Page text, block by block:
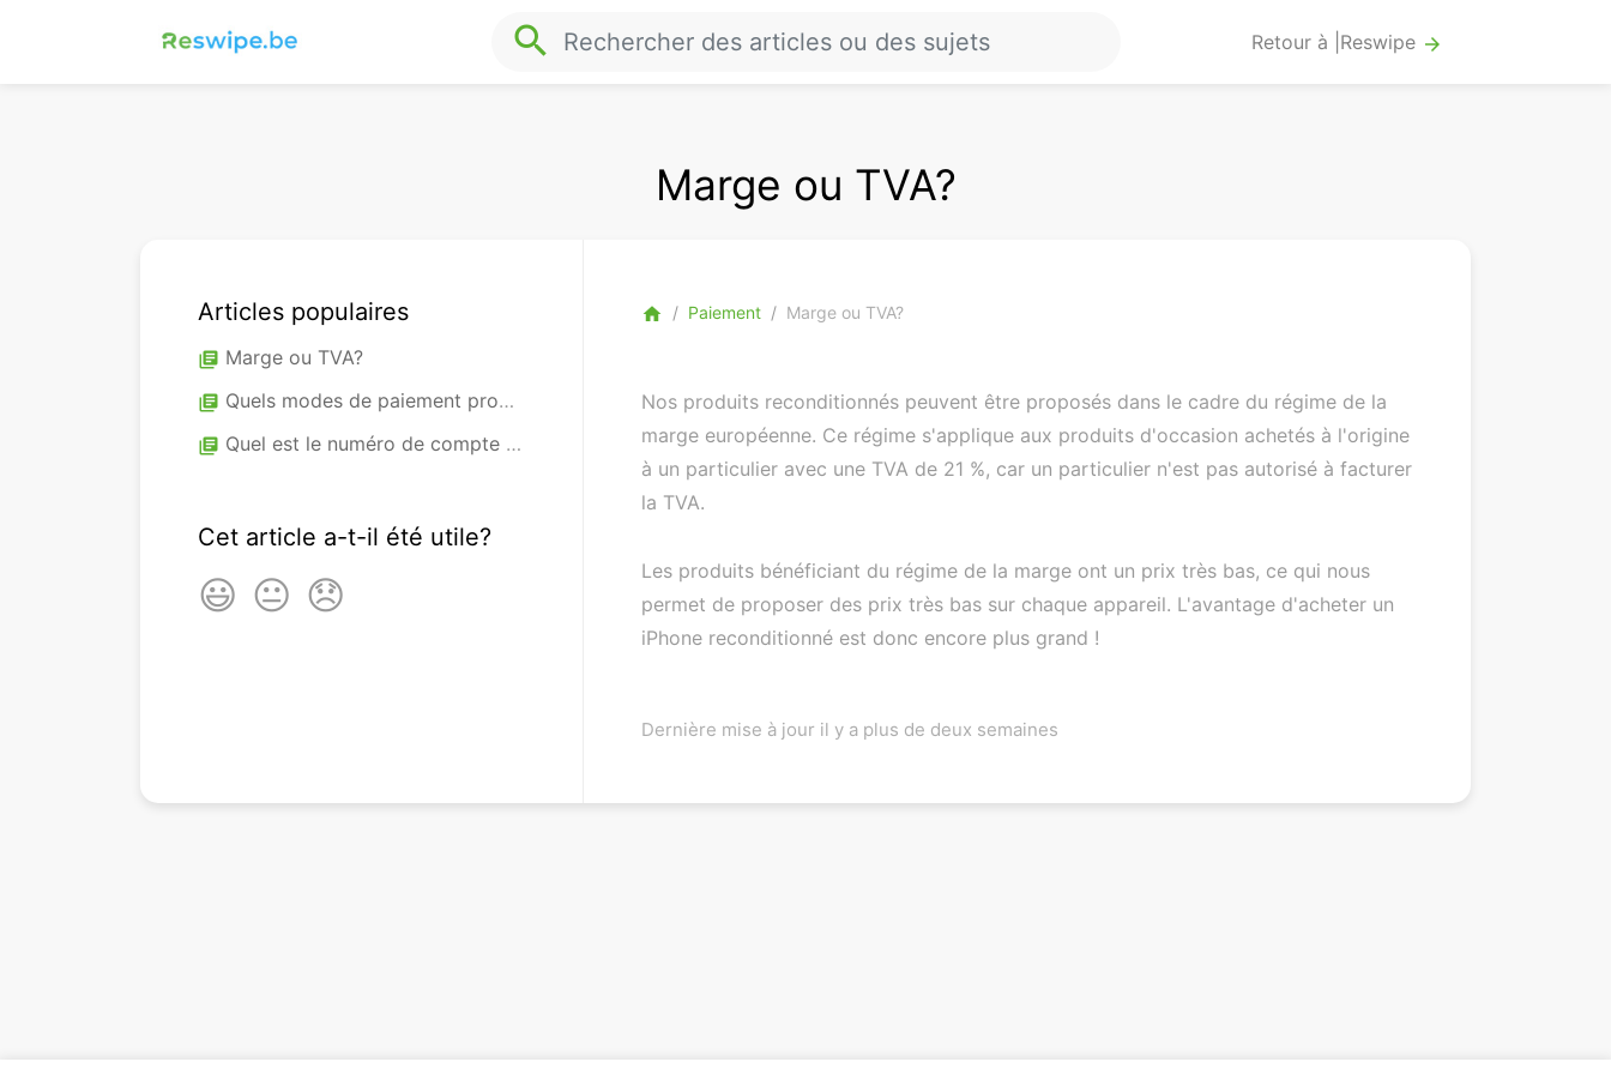
search Retour à |Reswipe arrow_forward
Marge ou TVA?
Articles populaires
library_books Marge ou TVA?
library_books Quels modes de paiement proposez-vous?
library_books Quel est le numéro de compte de Reswipe?
Cet article a-t-il été utile?
😃 😐 😞
home Paiement Marge ou TVA?
Nos produits reconditionnés peuvent être proposés dans le cadre du régime de la
marge européenne. Ce régime s'applique aux produits d'occasion achetés à l'origine
à un particulier avec une TVA de 21 %, car un particulier n'est pas autorisé à facturer
la TVA.
Les produits bénéficiant du régime de la marge ont un prix très bas, ce qui nous
permet de proposer des prix très bas sur chaque appareil. L'avantage d'acheter un
iPhone reconditionné est donc encore plus grand !
Dernière mise à jour il y a plus de deux semaines